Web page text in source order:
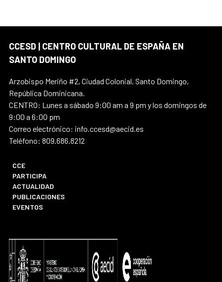
CCESD | CENTRO CULTURAL DE ESPAÑA EN
SANTO DOMINGO
Arzobispo Meriño #2, Ciudad Colonial, Santo Domingo,
República Dominicana.
CENTRO: Lunes a sábado 9:00 am a 9 pm y los domingos de
9:00 a 6:00 pm
Correo electrónico: info.ccesd@aecid.es
Teléfono: 809.686.8212
CCE
PARTICIPA
ACTUALIDAD
PUBLICACIONES
EVENTOS